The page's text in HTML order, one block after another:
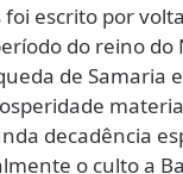
foi escrito por
do reino do
de Samaria
decadência
o culto a